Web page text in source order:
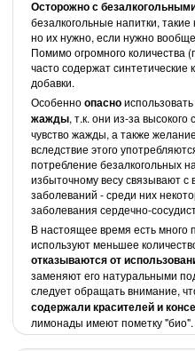
Осторожно с
безалкогольные напитки,
но их нужно, если нужно
Помимо огромного количества
часто содержат синтетические
добавки.
Особенноопасно
жажды, т.к. они из-за
чувство жажды, а также
вследствие этого
потребление безалкогольных
избыточному весу связывают
заболеваний - среди них
заболевания сердечно-
В настоящее время есть много
используют меньшее
отказываются от
заменяют его натуральными
следует обращать внимание,
содержали красителей и
лимонады имеют пометку "био".